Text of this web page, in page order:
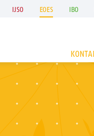
IJSO EOES IBO